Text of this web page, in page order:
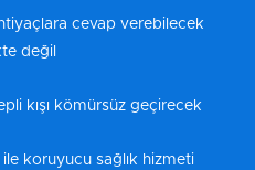
cevap verebilecek
değil
kışı kömürsüz geçirecek
ile koruyucu sağlık hizmeti